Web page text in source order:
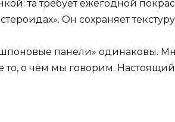
та требует ежегодной
Он сохраняет
панели» одинаковы.
то, о чём мы говорим.